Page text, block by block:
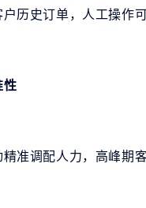
历史订单，人工操作
性
准调配人力，高峰期